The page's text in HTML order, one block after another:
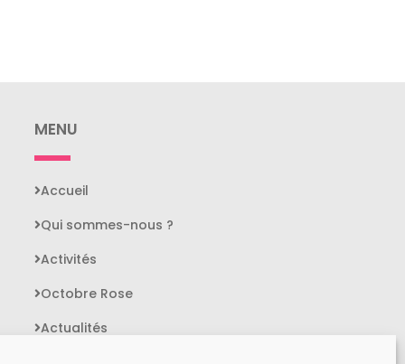
MENU
Accueil
Qui sommes-nous ?
Activités
Octobre Rose
Actualités